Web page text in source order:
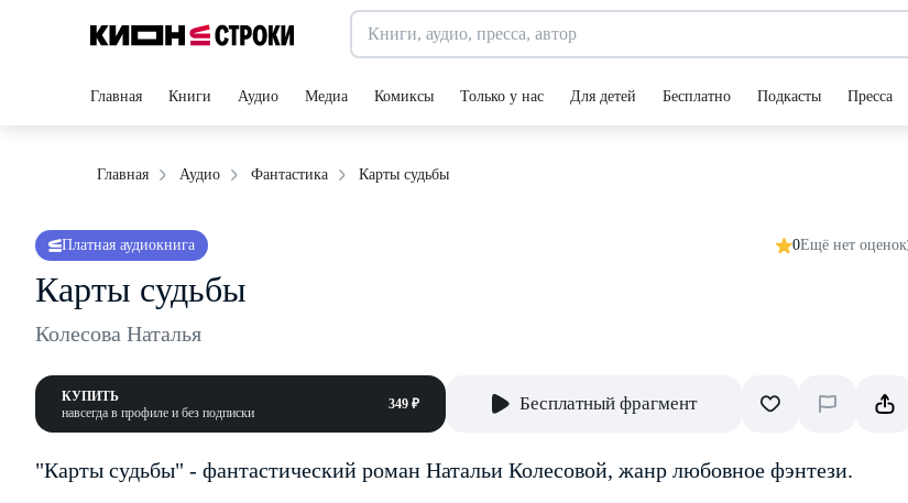
Главная Книги Аудио Медиа Комиксы Только у нас Для детей Бесплатно Подкасты Пресса
Главная Аудио Фантастика Карты судьбы
Платная аудиокнига 0Ещё нет оценок
Карты судьбы
Колесова Наталья
КУПИТЬ
навсегда в профиле и без подписки
349 ₽ Бесплатный фрагмент
"Карты судьбы" - фантастический роман Натальи Колесовой, жанр любовное фэнтези.